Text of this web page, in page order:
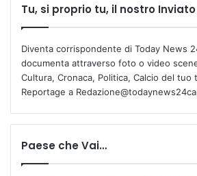
Tu, si proprio tu, il nostro
Diventa corrispondente di Today News
documenta attraverso foto o video
Cultura, Cronaca, Politica, Calcio del
Reportage a
Paese che Vai…